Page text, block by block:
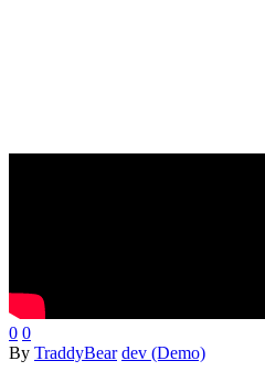
0 0
By TraddyBear dev (Demo)